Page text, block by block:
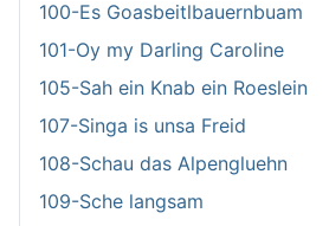
100-Es Goasbeitlbauernbuam
101-Oy my Darling Caroline
105-Sah ein Knab ein Roeslein
107-Singa is unsa Freid
108-Schau das Alpengluehn
109-Sche langsam